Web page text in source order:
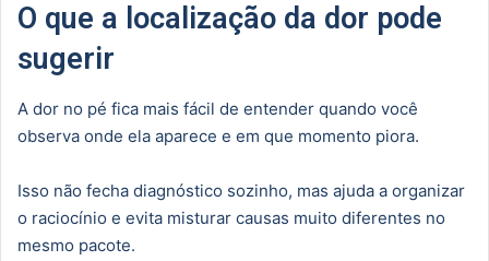
O que a localização da dor pode
sugerir
A dor no pé fica mais fácil de entender quando você
observa onde ela aparece e em que momento piora.
Isso não fecha diagnóstico sozinho, mas ajuda a organizar
o raciocínio e evita misturar causas muito diferentes no
mesmo pacote.